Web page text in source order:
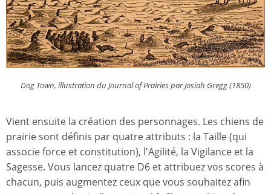
Dog Town, illustration du Journal of Prairies par Josiah Gregg (1850)
Vient ensuite la création des personnages. Les chiens de
prairie sont définis par quatre attributs : la Taille (qui
associe force et constitution), l'Agilité, la Vigilance et la
Sagesse. Vous lancez quatre D6 et attribuez vos scores à
chacun, puis augmentez ceux que vous souhaitez afin